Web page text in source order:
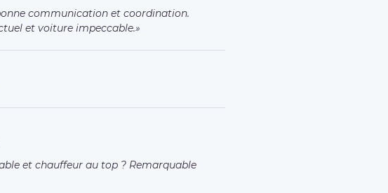
communication et coordination.
et voiture impeccable.
et chauffeur au top ? Remarquable